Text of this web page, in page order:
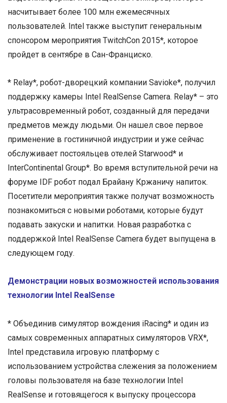
насчитывает более 100 млн ежемесячных
пользователей. Intel также выступит генеральным
спонсором мероприятия TwitchCon 2015*, которое
пройдет в сентябре в Сан-Франциско.
* Relay*, робот-дворецкий компании Savioke*, получил
поддержку камеры Intel RealSense Camera. Relay* – это
ультрасовременный робот, созданный для передачи
предметов между людьми. Он нашел свое первое
применение в гостиничной индустрии и уже сейчас
обслуживает постояльцев отелей Starwood* и
InterContinental Group*. Во время вступительной речи на
форуме IDF робот подал Брайану Кржаничу напиток.
Посетители мероприятия также получат возможность
познакомиться с новыми роботами, которые будут
подавать закуски и напитки. Новая разработка с
поддержкой Intel RealSense Camera будет выпущена в
следующем году.
Демонстрации новых возможностей использования
технологии Intel RealSense
* Объединив симулятор вождения iRacing* и один из
самых современных аппаратных симуляторов VRX*,
Intel представила игровую платформу с
использованием устройства слежения за положением
головы пользователя на базе технологии Intel
RealSense и готовящегося к выпуску процессора